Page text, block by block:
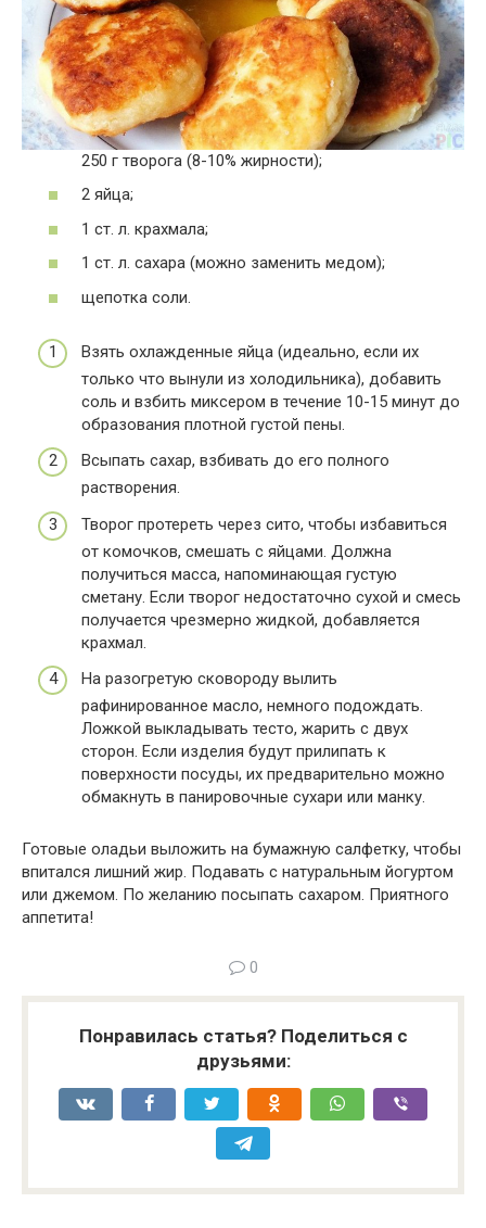
250 г творога (8-10% жирности);
2 яйца;
1 ст. л. крахмала;
1 ст. л. сахара (можно заменить медом);
щепотка соли.
Взять охлажденные яйца (идеально, если их
только что вынули из холодильника), добавить
соль и взбить миксером в течение 10-15 минут до
образования плотной густой пены.
Всыпать сахар, взбивать до его полного
растворения.
Творог протереть через сито, чтобы избавиться
от комочков, смешать с яйцами. Должна
получиться масса, напоминающая густую
сметану. Если творог недостаточно сухой и смесь
получается чрезмерно жидкой, добавляется
крахмал.
На разогретую сковороду вылить
рафинированное масло, немного подождать.
Ложкой выкладывать тесто, жарить с двух
сторон. Если изделия будут прилипать к
поверхности посуды, их предварительно можно
обмакнуть в панировочные сухари или манку.
Готовые оладьи выложить на бумажную салфетку, чтобы
впитался лишний жир. Подавать с натуральным йогуртом
или джемом. По желанию посыпать сахаром. Приятного
аппетита!
0
Понравилась статья? Поделиться с
друзьями: